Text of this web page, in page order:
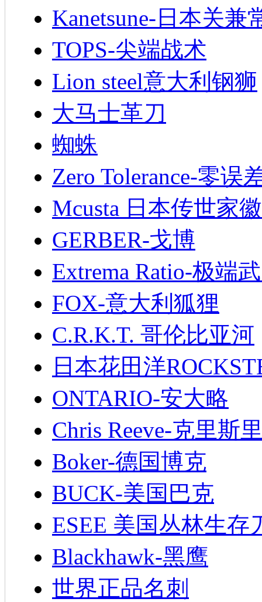
Kanetsune-日本关兼
TOPS-尖端战术
Lion steel意大利钢狮
大马士革刀
蜘蛛
Zero Tolerance-零误
Mcusta 日本传世家徽
GERBER-戈博
Extrema Ratio-极端
FOX-意大利狐狸
C.R.K.T. 哥伦比亚河
日本花田洋
ONTARIO-安大略
Chris Reeve-克里斯
Boker-德国博克
BUCK-美国巴克
ESEE 美国丛林生存
Blackhawk-黑鹰
世界正品名刺